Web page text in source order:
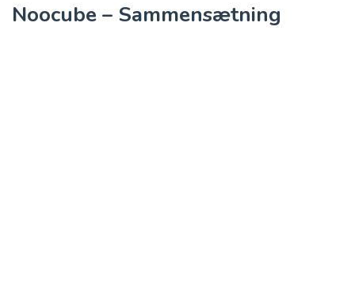
Noocube – Sammensætning